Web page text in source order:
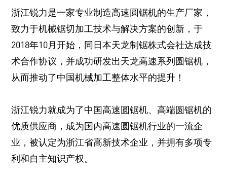
浙江锐力是一家专业制造高速圆锯机的生产厂家，
致力于机械锯切加工技术与解决方案的创新，于
2018年10月开始，同日本天龙制锯株式会社达成技
术合作协议，并成功研发出天龙高速系列圆锯机，
从而推动了中国机械加工整体水平的提升！
浙江锐力就成为了中国高速圆锯机、高端圆锯机的
优质供应商，成为国内高速圆锯机行业的一流企
业，被认定为浙江省高新技术企业，并拥有多项专
利和自主知识产权。